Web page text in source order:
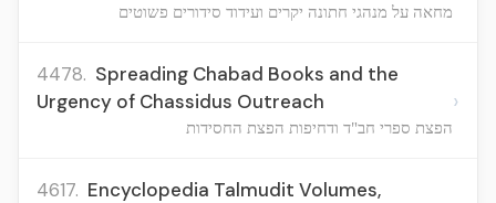
מחאה על מנהגי חתונה יקרים ועידוד סידורים פשוטים
4478. Spreading Chabad Books and the
Urgency of Chassidus Outreach
הפצת ספרי חב"ד ודחיפות הפצת החסידות
›
4617. Encyclopedia Talmudit Volumes,